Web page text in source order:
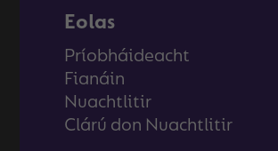
Eolas
Príobháideacht
Fianáin
Nuachtlitir
Clárú don Nuachtlitir